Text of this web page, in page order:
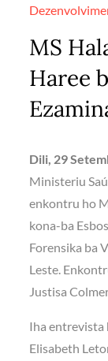
MS
Haree
Dili, 29
Ministeriu
enkontru ho
kona-ba
Forensika ba
Leste.
Justisa
Iha entrevista
Elisabeth